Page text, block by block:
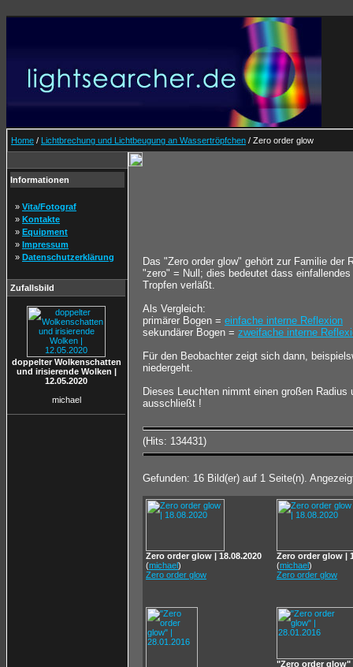
Home / Lichtbrechung und Lichtbeugung an Wassertröpfchen / Zero order glow
Informationen
» Vita/Fotograf
» Kontakte
» Equipment
» Impressum
» Datenschutzerklärung
Zufallsbild
doppelter Wolkenschatten
und irisierende Wolken |
12.05.2020
michael
Das "Zero order glow" gehört zur Familie der
"zero" = Null; dies bedeutet dass
Tropfen verläßt.
Als Vergleich:
primärer Bogen = einfache interne Reflexion
sekundärer Bogen = zweifache interne
Für den Beobachter zeigt sich dann,
niedergeht.
Dieses Leuchten nimmt einen großen
ausschließt !
(Hits: 134431)
Gefunden: 16 Bild(er) auf 1 Seite(n).
Zero order glow | 18.08.2020
(michael)
Zero order glow
Zero order glow |
(michael)
Zero order glow
"Zero order glow"